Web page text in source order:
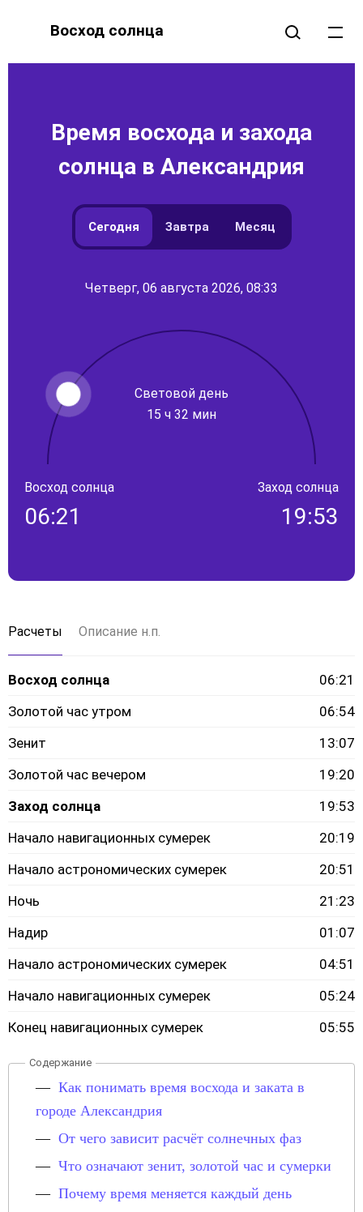
Восход солнца
Время восхода и захода
солнца в Александрия
Сегодня Завтра Месяц
Четверг, 06 августа 2026, 08:33
Световой день
15 ч 32 мин
Восход солнца
06:21
Заход солнца
19:53
Расчеты Описание н.п.
Восход солнца
06:21
Золотой час утром
06:54
Зенит
13:07
Золотой час вечером
19:20
Заход солнца
19:53
Начало навигационных сумерек
20:19
Начало астрономических сумерек
20:51
Ночь
21:23
Надир
01:07
Начало астрономических сумерек
04:51
Начало навигационных сумерек
05:24
Конец навигационных сумерек
05:55
Как понимать время восхода и заката в
городе Александрия
От чего зависит расчёт солнечных фаз
Что означают зенит, золотой час и сумерки
Почему время меняется каждый день